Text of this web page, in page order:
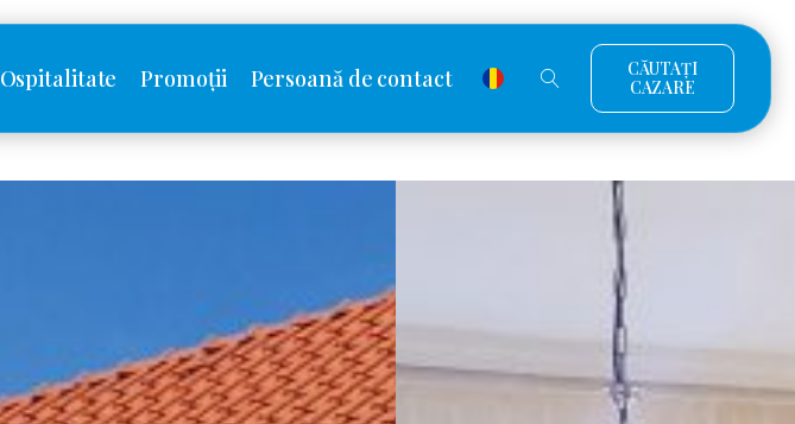
Ospitalitate Promoții Persoană de contact
CĂUTAȚI
CAZARE